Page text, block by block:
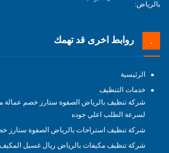
روابط اخرى قد تهمك
الرئيسية
خدمات التنظيف
شركة تنظيف بالرياض الصفوة ستارز خصم عمالة
لسرعة الطلب اعلي جوده
شركة تنظيف استراحات بالرياض الصفوة ستارز
شركة تنظيف مكيفات بالرياض ريال غسيل المكيف